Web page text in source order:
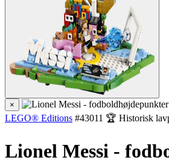
×
LEGO® Editions #43011 🏆 Historisk
Lionel Messi -